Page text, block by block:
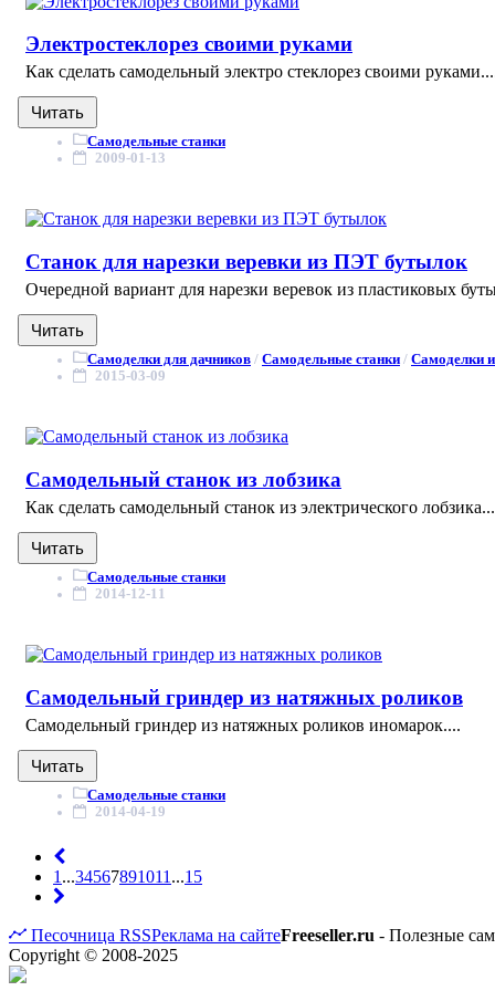
Электростеклорез своими руками
Как сделать самодельный электро стеклорез своими
Читать
Самодельные станки
2009-01-13
Станок для нарезки веревки из ПЭТ бутылок
Очередной вариант для нарезки веревок из пластиковых
Читать
Самоделки для дачников / Самодельные станки / Самоделки
2015-03-09
Самодельный станок из лобзика
Как сделать самодельный станок из электрического
Читать
Самодельные станки
2014-12-11
Самодельный гриндер из натяжных роликов
Самодельный гриндер из натяжных роликов иномарок....
Читать
Самодельные станки
2014-04-19
1 ...34567891011 ...15
Песочница RSSРеклама на сайтеFreeseller.ru - Полезные
Copyright © 2008-2025